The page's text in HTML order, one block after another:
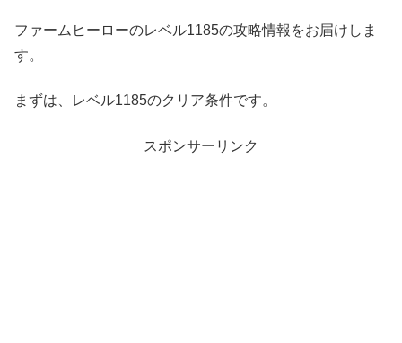
ファームヒーローのレベル1185の攻略情報をお届けしま
す。
まずは、レベル1185のクリア条件です。
スポンサーリンク